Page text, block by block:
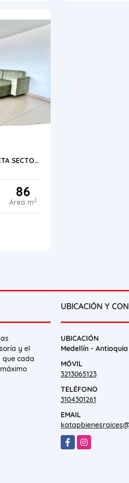
HERMOSO APARTAMENTO EN SABANETA SECTOR LAS LOMITAS
86
Área m2
y el
que cada
UBICACIÓN Y
UBICACIÓN
Medellín -
MÓVIL
3213065123
TELÉFONO
3104301261
EMAIL
FacebookInstagram